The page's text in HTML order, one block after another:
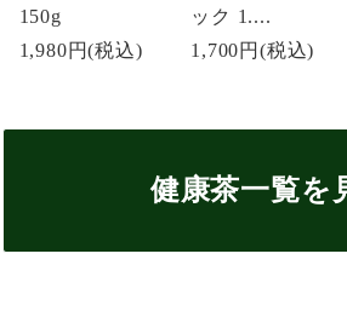
150g
1,980円(税込)
ック 1....
1,700円(税込)
健康茶一覧を